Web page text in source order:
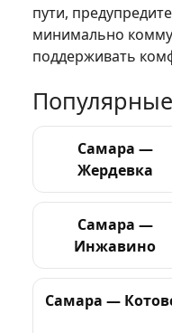
пути,
минимально
поддерживать
Самара —
Жердевка
Самара —
Инжавино
Самара —